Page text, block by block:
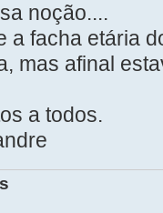
noção....
a facha etária
mas afinal
a todos.